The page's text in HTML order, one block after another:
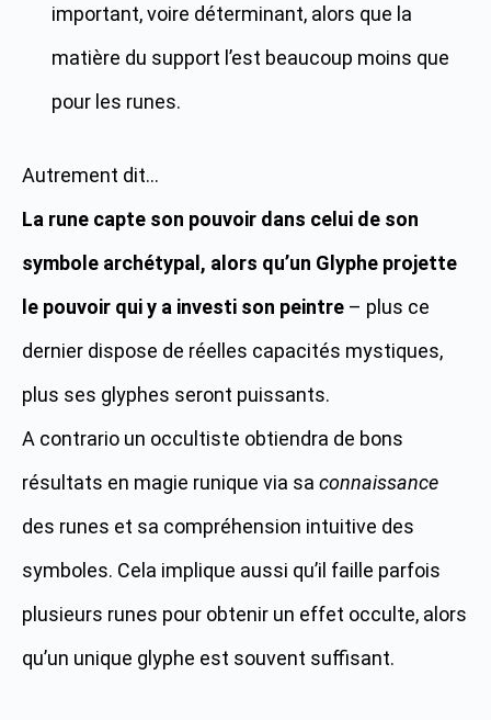
important, voire déterminant, alors que la
matière du support l’est beaucoup moins que
pour les runes.
Autrement dit…
La rune capte son pouvoir dans celui de son
symbole archétypal, alors qu’un Glyphe projette
le pouvoir qui y a investi son peintre – plus ce
dernier dispose de réelles capacités mystiques,
plus ses glyphes seront puissants.
A contrario un occultiste obtiendra de bons
résultats en magie runique via sa connaissance
des runes et sa compréhension intuitive des
symboles. Cela implique aussi qu’il faille parfois
plusieurs runes pour obtenir un effet occulte, alors
qu’un unique glyphe est souvent suffisant.